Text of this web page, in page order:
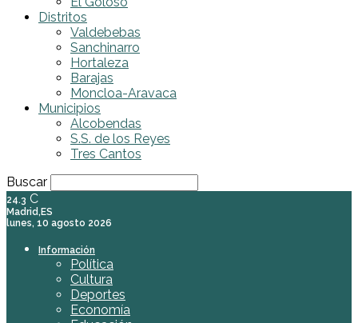
Distritos
Valdebebas
Sanchinarro
Hortaleza
Barajas
Moncloa-Aravaca
Municipios
Alcobendas
S.S. de los Reyes
Tres Cantos
Buscar
24.3 C
Madrid,ES
lunes, 10 agosto 2026
Información
Política
Cultura
Deportes
Economía